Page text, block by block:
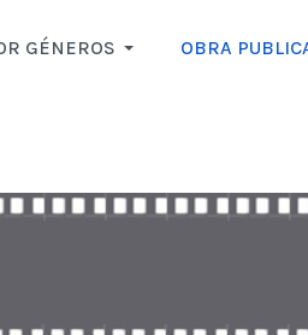
GÉNEROS OBRA